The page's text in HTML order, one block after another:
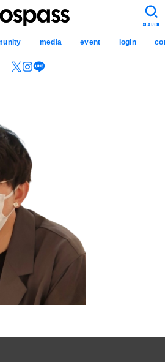
media
media event login
SEARCH